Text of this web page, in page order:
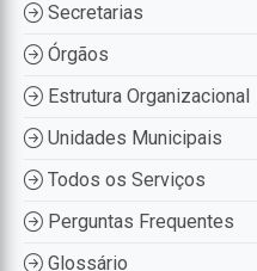
Secretarias
Órgãos
Estrutura Organizacional
Unidades Municipais
Todos os Serviços
Perguntas Frequentes
Glossário